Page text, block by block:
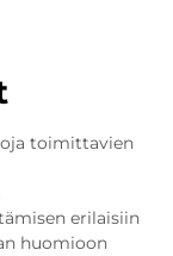
toimittavien
erilaisiin
huomioon